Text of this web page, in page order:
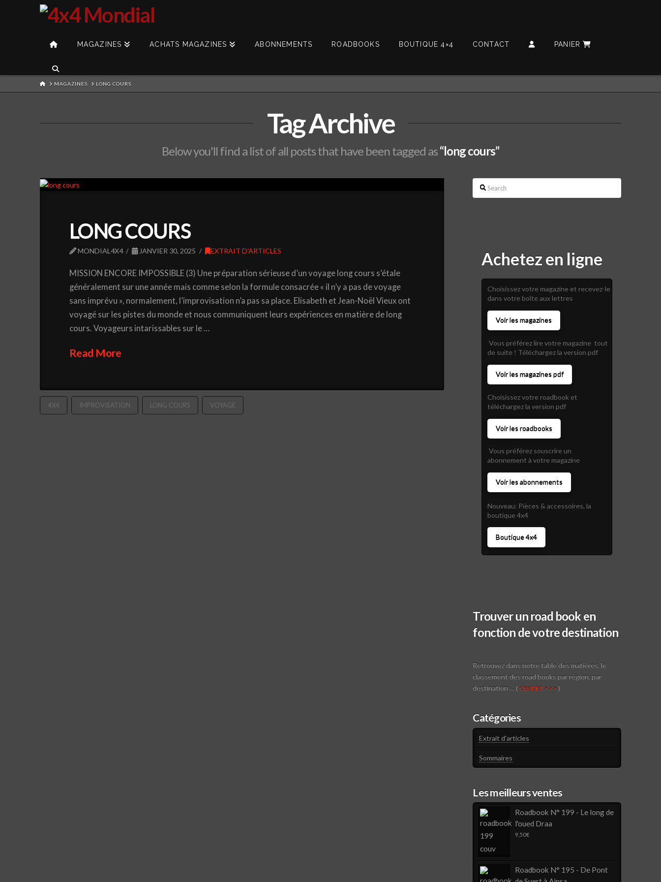
MAGAZINES ACHATS MAGAZINES ABONNEMENTS ROADBOOKS BOUTIQUE 4×4 CONTACT PANIER
HOMEMAGAZINES LONG COURS
Tag Archive
Below you'll find a list of all posts that have been tagged as“long cours”
LONG COURS
MONDIAL4X4 JANVIER 30, 2025 EXTRAIT D'ARTICLES
MISSION ENCORE IMPOSSIBLE (3) Une préparation sérieuse d’un voyage long cours s’étale
généralement sur une année mais comme selon la formule consacrée « il n’y a pas de voyage
sans imprévu », normalement, l’improvisation n’a pas sa place. Elisabeth et Jean-Noël Vieux ont
voyagé sur les pistes du monde et nous communiquent leurs expériences en matière de long
cours. Voyageurs intarissables sur le …
Read More
4X4 IMPROVISATION LONG COURS VOYAGE
Search
Achetez en ligne
Choisissez votre magazine et recevez-le
dans votre boîte aux lettres
Voir les magazines
Vous préférez lire votre magazine tout
de suite ! Téléchargez la version pdf
Voir les magazines pdf
Choisissez votre roadbook et
téléchargez la version pdf
Voir les roadbooks
Vous préférez souscrire un
abonnement à votre magazine
Voir les abonnements
Nouveau: Pièces & accessoires, la
boutique 4x4
Boutique 4x4
Trouver un road book en
fonction de votre destination
Retrouvez dans notre table des matières, le
classement des road books par région, par
destination … (c'est ici >>> )
Catégories
Extrait d'articles
Sommaires
Les meilleurs ventes
Roadbook N° 199 - Le long de
l'oued Draa
9,50€
Roadbook N° 195 - De Pont